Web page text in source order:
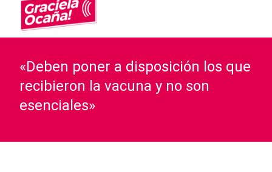
«Deben poner a disposición los que
recibieron la vacuna y no son
esenciales»